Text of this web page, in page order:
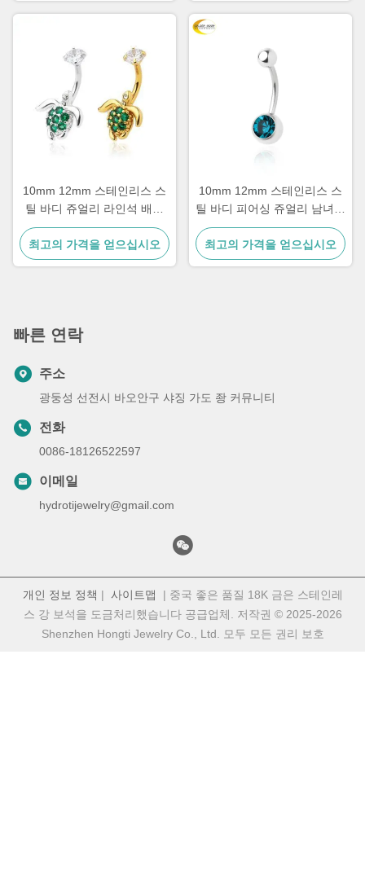
10mm 12mm 스테인리스 스
틸 바디 쥬얼리 라인석 배꼽
피어싱 쥬얼리
최고의 가격을 얻으십시오
10mm 12mm 스테인리스 스
틸 바디 피어싱 쥬얼리 남녀공
용 서지컬 스틸 배꼽 피어싱
최고의 가격을 얻으십시오
빠른 연락
주소
광둥성 선전시 바오안구 샤징 가도 좡 커뮤니티
전화
0086-18126522597
이메일
hydrotijewelry@gmail.com
개인 정보 정책 | 사이트맵 | 중국 좋은 품질 18K 금은 스테인레
스 강 보석을 도금처리했습니다 공급업체. 저작권 © 2025-2026
Shenzhen Hongti Jewelry Co., Ltd. 모두 모든 권리 보호